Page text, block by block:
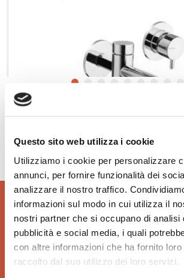
Questo sito web utilizza i cookie
Utilizziamo i cookie per personalizzare
annunci, per fornire funzionalità dei
analizzare il nostro traffico.
informazioni sul modo in cui utilizza il
nostri partner che si occupano di analisi
pubblicità e social media, i quali
con altre informazioni che ha fornito loro
raccolto dal suo utilizzo dei loro servizi.
Aggiungi ai preferiti